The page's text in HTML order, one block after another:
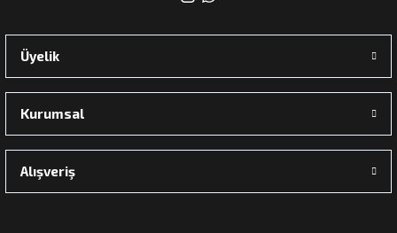
Üyelik
Kurumsal
Alışveriş